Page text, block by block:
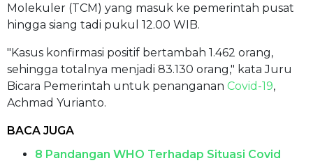
Molekuler (TCM) yang masuk ke pemerintah pusat
hingga siang tadi pukul 12.00 WIB.
"Kasus konfirmasi positif bertambah 1.462 orang,
sehingga totalnya menjadi 83.130 orang," kata Juru
Bicara Pemerintah untuk penanganan Covid-19,
Achmad Yurianto.
BACA JUGA
8 Pandangan WHO Terhadap Situasi Covid